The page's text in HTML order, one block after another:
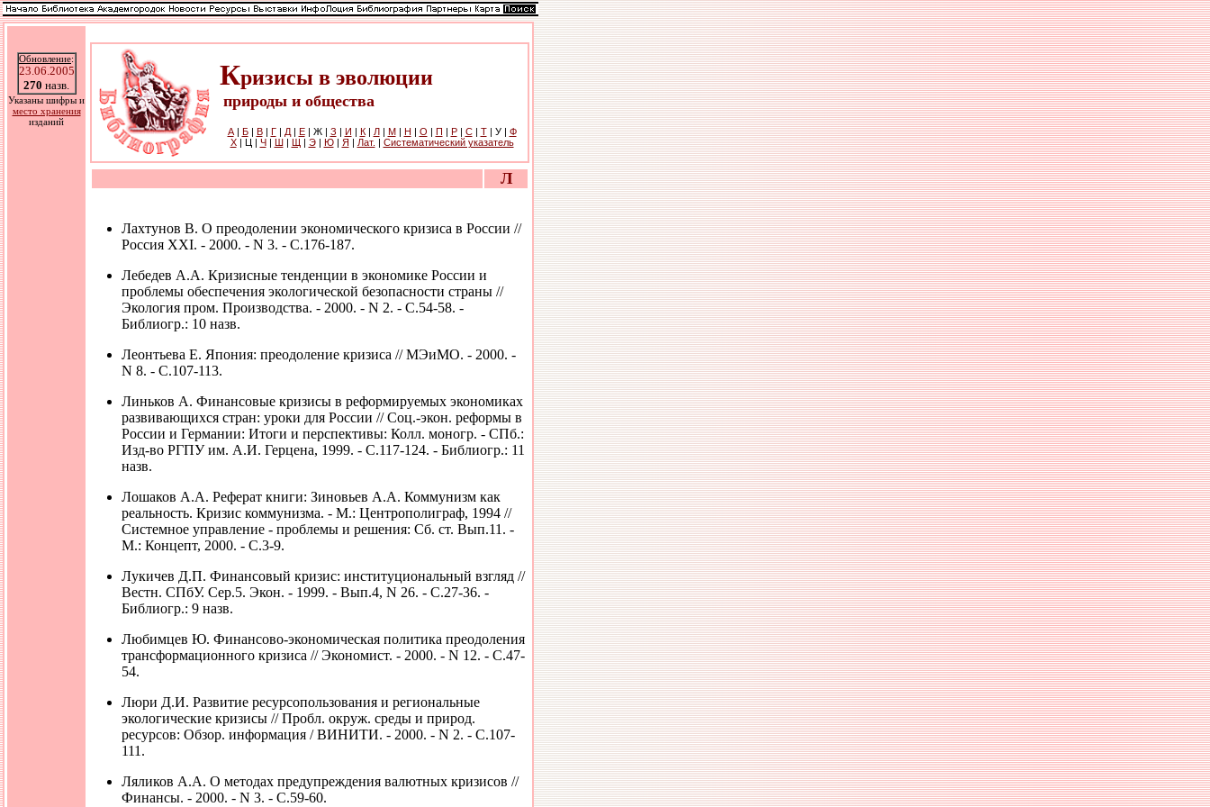
Обновление:
23.06.2005
270 назв.
Указаны шифры и
место хранения
изданий
Кризисы в эволюции
природы и общества
А| Б| В| Г| Д| Е| Ж | З | И | К| Л| М| Н | О | П | Р| С| Т| У | Ф
Х| Ц | Ч| Ш| Щ | Э| Ю| Я | Лат. | Cистематический указатель
Л
Лахтунов В. О преодолении экономического кризиса в России //
Россия XXI. - 2000. - N 3. - С.176-187.
Лебедев А.А. Кризисные тенденции в экономике России и
проблемы обеспечения экологической безопасности страны //
Экология пром. Производства. - 2000. - N 2. - С.54-58. -
Библиогр.: 10 назв.
Леонтьева Е. Япония: преодоление кризиса // МЭиМО. - 2000. -
N 8. - С.107-113.
Линьков А. Финансовые кризисы в реформируемых экономиках
развивающихся стран: уроки для России // Соц.-экон. реформы в
России и Германии: Итоги и перспективы: Колл. моногр. - СПб.:
Изд-во РГПУ им. А.И. Герцена, 1999. - С.117-124. - Библиогр.: 11
назв.
Лошаков А.А. Реферат книги: Зиновьев А.А. Коммунизм как
реальность. Кризис коммунизма. - М.: Центрополиграф, 1994 //
Системное управление - проблемы и решения: Сб. ст. Вып.11. -
М.: Концепт, 2000. - С.3-9.
Лукичев Д.П. Финансовый кризис: институциональный взгляд //
Вестн. СПбУ. Сер.5. Экон. - 1999. - Вып.4, N 26. - С.27-36. -
Библиогр.: 9 назв.
Любимцев Ю. Финансово-экономическая политика преодоления
трансформационного кризиса // Экономист. - 2000. - N 12. - С.47-
54.
Люри Д.И. Развитие ресурсопользования и региональные
экологические кризисы // Пробл. окруж. среды и природ.
ресурсов: Обзор. информация / ВИНИТИ. - 2000. - N 2. - С.107-
111.
Ляликов А.А. О методах предупреждения валютных кризисов //
Финансы. - 2000. - N 3. - С.59-60.